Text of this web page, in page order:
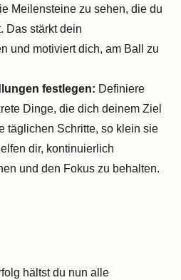
Meilensteine zu sehen, die du
Das stärkt dein
und motiviert dich, am Ball zu
festlegen: Definiere
Dinge, die dich deinem Ziel
täglichen Schritte, so klein sie
dir, kontinuierlich
und den Fokus zu behalten.
hältst du nun alle